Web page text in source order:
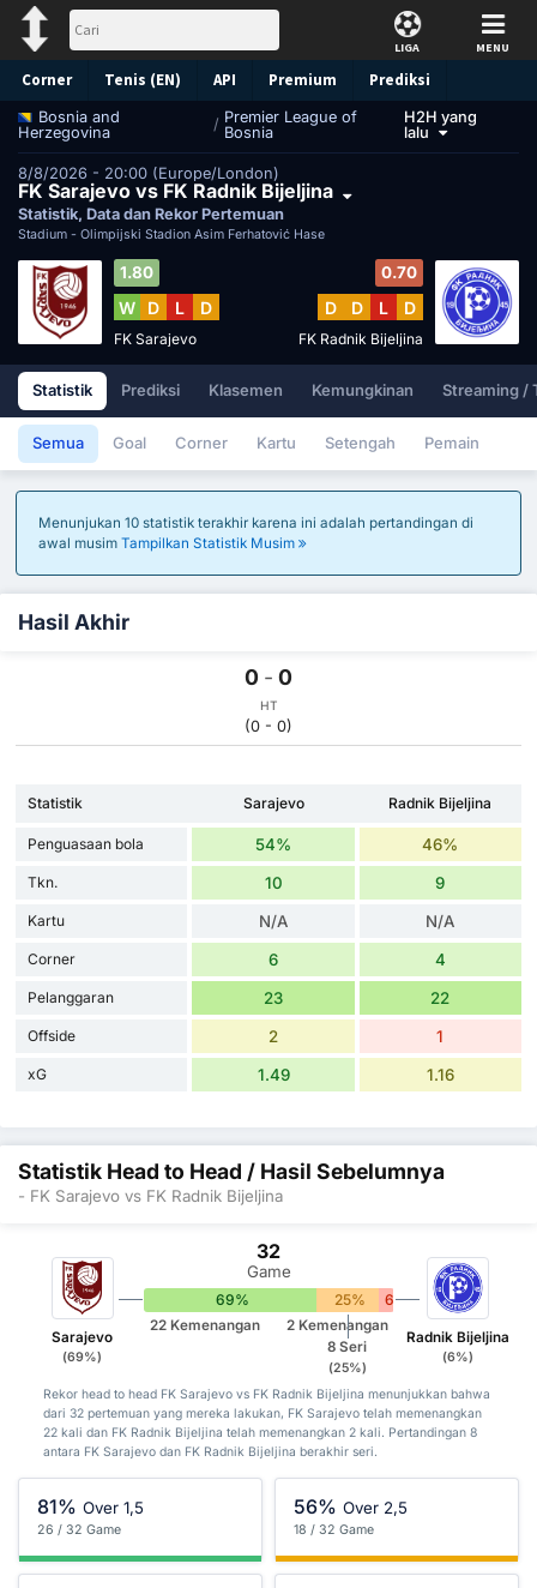
LIGA MENU
Corner Tenis (EN) API Premium Prediksi
Bosnia and
Herzegovina
/ Premier League of
Bosnia
H2H yang
lalu
8/8/2026 - 20:00 (Europe/London)
FK Sarajevo vs FK Radnik Bijeljina
Statistik, Data dan Rekor Pertemuan
Stadium - Olimpijski Stadion Asim Ferhatović Hase
1.80
W D L D
FK Sarajevo
0.70
D D L D
FK Radnik Bijeljina
Statistik Prediksi Klasemen Kemungkinan Streaming /
Semua Goal Corner Kartu Setengah Pemain
Menunjukan 10 statistik terakhir karena ini adalah pertandingan di
awal musim Tampilkan Statistik Musim
Hasil Akhir
0 - 0
HT
(0 - 0)
Statistik Sarajevo Radnik Bijeljina
Penguasaan bola 54% 46%
Tkn. 10 9
Kartu N/A N/A
Corner 6 4
Pelanggaran 23 22
Offside 2 1
xG 1.49 1.16
Statistik Head to Head / Hasil Sebelumnya
- FK Sarajevo vs FK Radnik Bijeljina
Sarajevo
(69%)
32
Game
69% 25% 6%
22 Kemenangan
8 Seri
(25%)
2 Kemenangan
Radnik Bijeljina
(6%)
Rekor head to head FK Sarajevo vs FK Radnik Bijeljina menunjukkan bahwa
dari 32 pertemuan yang mereka lakukan, FK Sarajevo telah memenangkan
22 kali dan FK Radnik Bijeljina telah memenangkan 2 kali. Pertandingan 8
antara FK Sarajevo dan FK Radnik Bijeljina berakhir seri.
81% Over 1,5
26 / 32 Game
56% Over 2,5
18 / 32 Game